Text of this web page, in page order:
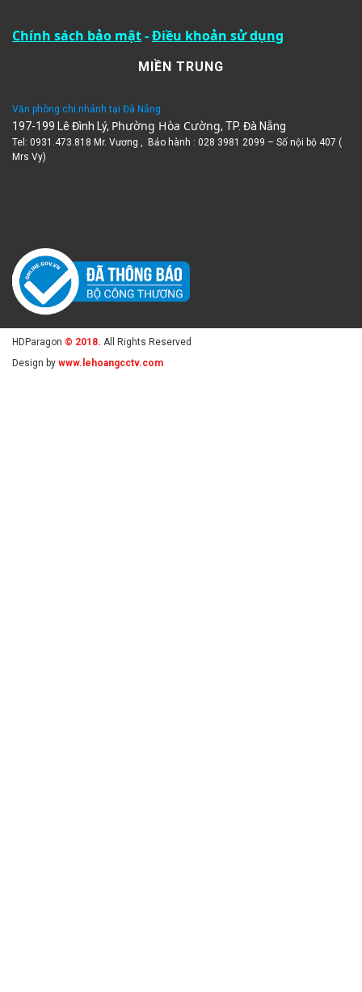
Chính sách bảo mật-Điều khoản sử dụng
MIỀN TRUNG
Văn phòng chi nhánh tại Đà Nẵng
197-199 Lê Đình Lý, Phường Hòa Cường, TP. Đà Nẵng
Tel: 0931.473.818 Mr. Vương , Bảo hành : 028 3981 2099 – Số nội bộ 407 (
Mrs Vy)
HDParagon © 2018. All Rights Reserved
Design by www.lehoangcctv.com